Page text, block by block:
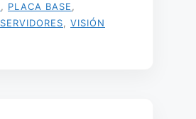
PLACA BASE
SERVIDORES
VISIÓN